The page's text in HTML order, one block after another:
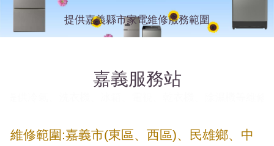
提供嘉義縣市家電維修服務範圍
嘉義服務站
維修範圍:嘉義市(東區、西區)、民雄鄉、中